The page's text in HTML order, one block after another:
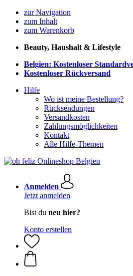
zur Navigation
zum Inhalt
zum Warenkorb
Beauty, Haushalt & Lifestyle
Belgien: Kostenloser
Kostenloser Rückversand
Hilfe
Wo ist meine Bestellung?
Rücksendungen
Versandkosten
Zahlungsmöglichkeiten
Kontakt
Alle Hilfe-Themen
Anmelden
Jetzt anmelden
Bist du neu hier?
Konto erstellen